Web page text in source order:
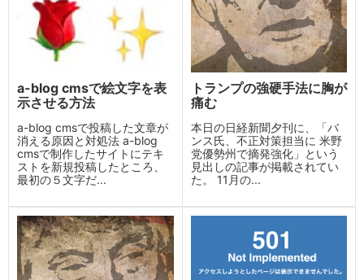
a-blog cmsで絵文字を表
示させる方法
a-blog cmsで投稿した文章が
消える原因と対処法 a-blog
cmsで制作したサイトにテキ
ストを新規投稿したところ、
最初の５文字だ...
トランプの強硬手法に胸が
痛む
本日の日経新聞夕刊に、「バ
ンス氏、不正対策担当に 米野
党優勢州で摘発強化」という
見出しの記事が掲載されてい
た。 11月の...